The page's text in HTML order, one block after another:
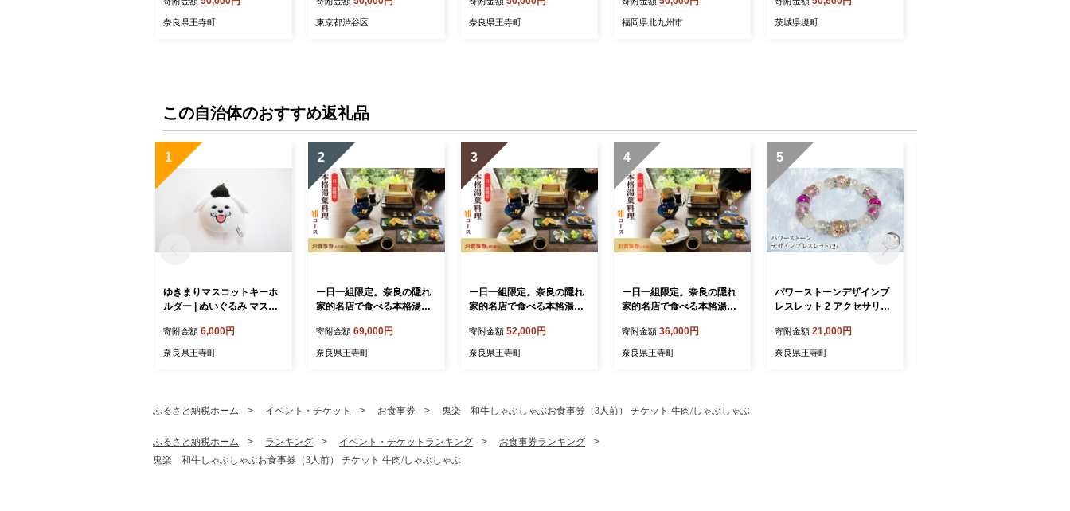
奈良県王寺町
ゃぶ デート 記念日 会食 食
事】
東京都渋谷区
飯もの ご飯屋さん 飲食店
飲食チケット 海鮮ちらし
奈良県王寺町
倉ニュータガワ】
福岡県北九州市 茨城県境町
この自治体のおすすめ返礼品
1
ゆきまりマスコットキーホ
ルダー | ぬいぐるみ マスコ
ダー 雑貨 王寺町 奈良県
寄附金額 6,000円
奈良県王寺町
2
ー日一組限定。奈良の隠れ
家的名店で食べる本格湯葉
名様分) チケット
寄附金額 69,000円
奈良県王寺町
3
ー日一組限定。奈良の隠れ
家的名店で食べる本格湯葉
名様分) チケット
寄附金額 52,000円
奈良県王寺町
4
ー日一組限定。奈良の隠れ
家的名店で食べる本格湯葉
名様分) チケット
寄附金額 36,000円
奈良県王寺町
5
パワーストーンデザインブ
レスレット 2 アクセサリー
女兼用 パワーストーン ロー
ズクォーツ 水晶 シマメノウ
寄附金額 21,000円
奈良県王寺町
ふるさと納税ホーム イベント・チケット お食事券 鬼楽 和牛しゃぶしゃぶお食事券（3人前） チケット 牛肉/しゃぶしゃぶ
ふるさと納税ホーム ランキング イベント・チケットランキング
お食事券ランキング
鬼楽 和牛しゃぶしゃぶお食事券（3人前） チケット 牛肉/しゃぶしゃぶ